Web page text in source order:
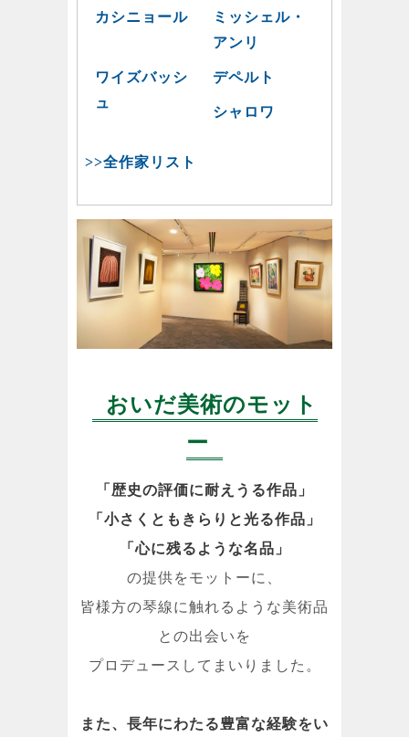
カシニョール
ミッシェル・
アンリ
ワイズバッシ
ュ
デペルト
シャロワ
>>全作家リスト
おいだ美術のモット
ー
「歴史の評価に耐えうる作品」
「小さくともきらりと光る作品」
「心に残るような名品」
の提供をモットーに、
皆様方の琴線に触れるような美術品
との出会いを
プロデュースしてまいりました。
また、長年にわたる豊富な経験をい